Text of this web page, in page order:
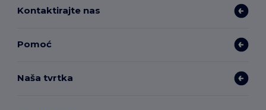
Kontaktirajte nas
Pomoć
Naša tvrtka